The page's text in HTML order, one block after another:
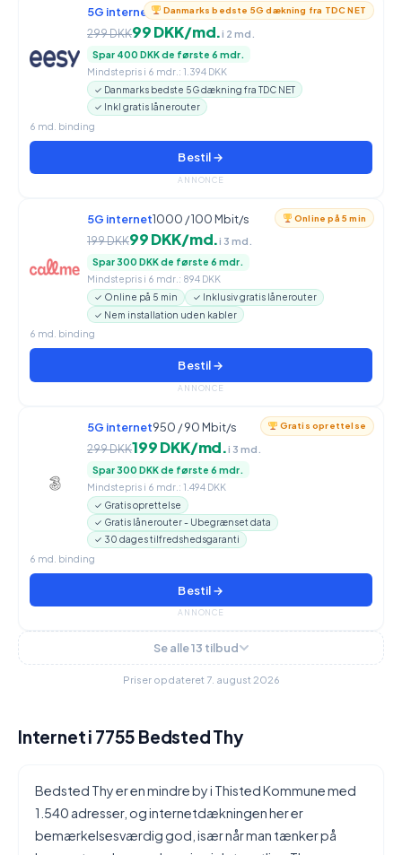
Danmarks bedste 5G dækning fra TDC NET
5G internet950 / 90 Mbit/s
299 DKK99 DKK/md.i 2 md.
Spar 400 DKK de første 6 mdr.
Mindstepris i 6 mdr.: 1.394 DKK
✓ Danmarks bedste 5G dækning fra TDC NET
✓ Inkl gratis lånerouter
6 md. binding
Bestil →
ANNONCE
Online på 5 min
5G internet1000 / 100 Mbit/s
199 DKK99 DKK/md.i 3 md.
Spar 300 DKK de første 6 mdr.
Mindstepris i 6 mdr.: 894 DKK
✓ Online på 5 min
✓ Inklusiv gratis lånerouter
✓ Nem installation uden kabler
6 md. binding
Bestil →
ANNONCE
Gratis oprettelse
5G internet950 / 90 Mbit/s
299 DKK199 DKK/md.i 3 md.
Spar 300 DKK de første 6 mdr.
Mindstepris i 6 mdr.: 1.494 DKK
✓ Gratis oprettelse
✓ Gratis lånerouter - Ubegrænset data
✓ 30 dages tilfredshedsgaranti
6 md. binding
Bestil →
ANNONCE
Se alle 13 tilbud
Priser opdateret 7. august 2026
Internet i 7755 Bedsted Thy
Bedsted Thy er en mindre by i Thisted Kommune med
1.540 adresser, og internetdækningen her er
bemærkelsesværdig god, især når man tænker på